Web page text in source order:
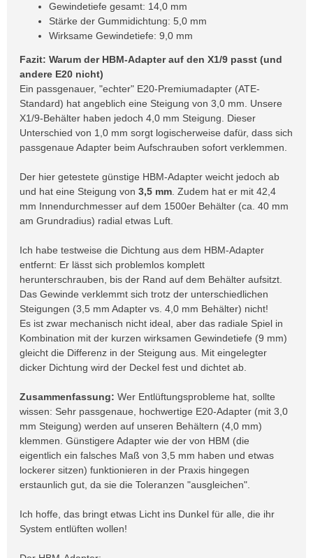
Gewindetiefe gesamt: 14,0 mm
Stärke der Gummidichtung: 5,0 mm
Wirksame Gewindetiefe: 9,0 mm
Fazit: Warum der HBM-Adapter auf den X1/9 passt (und
andere E20 nicht)
Ein passgenauer, "echter" E20-Premiumadapter (ATE-
Standard) hat angeblich eine Steigung von 3,0 mm. Unsere
X1/9-Behälter haben jedoch 4,0 mm Steigung. Dieser
Unterschied von 1,0 mm sorgt logischerweise dafür, dass sich
passgenaue Adapter beim Aufschrauben sofort verklemmen.
Der hier getestete günstige HBM-Adapter weicht jedoch ab
und hat eine Steigung von 3,5 mm . Zudem hat er mit 42,4
mm Innendurchmesser auf dem 1500er Behälter (ca. 40 mm
am Grundradius) radial etwas Luft.
Ich habe testweise die Dichtung aus dem HBM-Adapter
entfernt: Er lässt sich problemlos komplett
herunterschrauben, bis der Rand auf dem Behälter aufsitzt.
Das Gewinde verklemmt sich trotz der unterschiedlichen
Steigungen (3,5 mm Adapter vs. 4,0 mm Behälter) nicht!
Es ist zwar mechanisch nicht ideal, aber das radiale Spiel in
Kombination mit der kurzen wirksamen Gewindetiefe (9 mm)
gleicht die Differenz in der Steigung aus. Mit eingelegter
dicker Dichtung wird der Deckel fest und dichtet ab.
Zusammenfassung: Wer Entlüftungsprobleme hat, sollte
wissen: Sehr passgenaue, hochwertige E20-Adapter (mit 3,0
mm Steigung) werden auf unseren Behältern (4,0 mm)
klemmen. Günstigere Adapter wie der von HBM (die
eigentlich ein falsches Maß von 3,5 mm haben und etwas
lockerer sitzen) funktionieren in der Praxis hingegen
erstaunlich gut, da sie die Toleranzen "ausgleichen".
Ich hoffe, das bringt etwas Licht ins Dunkel für alle, die ihr
System entlüften wollen!